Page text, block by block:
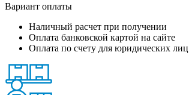
Вариант оплаты
Наличный расчет при получении
Оплата банковской картой на сайте
Оплата по счету для юридических лиц